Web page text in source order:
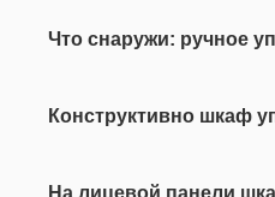
Что снаружи: ручное
Конструктивно шкаф
На лицевой панели